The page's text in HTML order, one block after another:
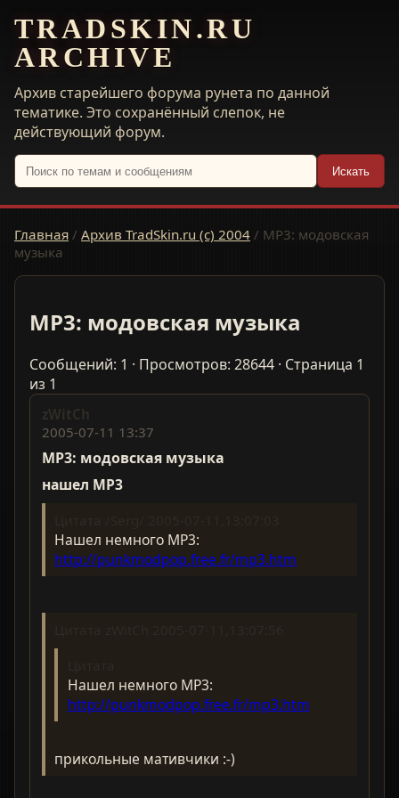
TRADSKIN.RU
ARCHIVE
Архив старейшего форума рунета по данной
тематике. Это сохранённый слепок, не
действующий форум.
Искать
Главная / Архив TradSkin.ru (с) 2004 / MP3: модовская
музыка
MP3: модовская музыка
Сообщений: 1 · Просмотров: 28644 · Страница 1
из 1
zWitCh
2005-07-11 13:37
MP3: модовская музыка
нашел MP3
Нашел немного MP3:
http://punkmodpop.free.fr/mp3.htm
Нашел немного MP3:
http://punkmodpop.free.fr/mp3.htm
прикольные мативчики :-)